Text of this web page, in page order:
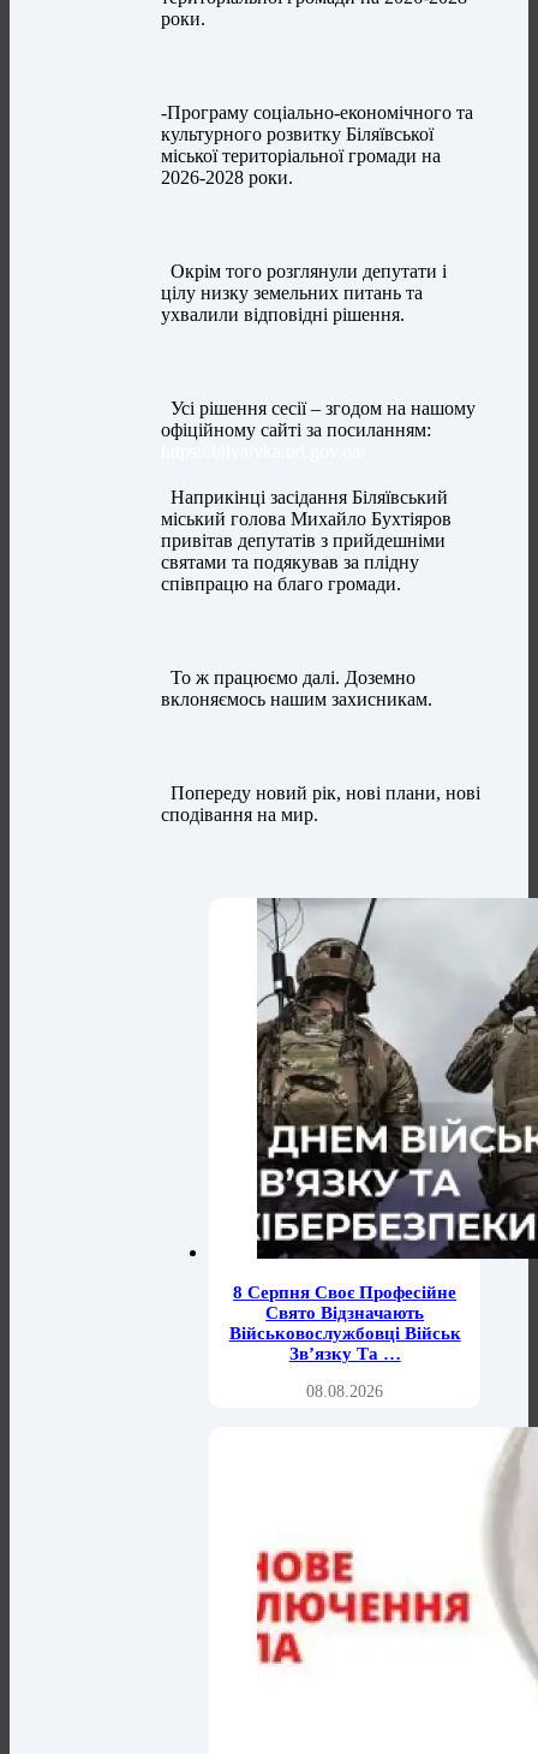
роки.
-Програму соціально-економічного та
культурного розвитку Біляївської
міської територіальної громади на
2026-2028 роки.
Окрім того розглянули депутати і
цілу низку земельних питань та
ухвалили відповідні рішення.
Усі рішення сесії – згодом на нашому
офіційному сайті за посиланням:
Наприкінці засідання Біляївський
міський голова Михайло Бухтіяров
привітав депутатів з прийдешніми
святами та подякував за плідну
співпрацю на благо громади.
То ж працюємо далі. Доземно
вклоняємось нашим захисникам.
Попереду новий рік, нові плани, нові
сподівання на мир.
8 Серпня Своє Професійне
Свято Відзначають
Військовослужбовці Військ
Зв’язку Та …
08.08.2026